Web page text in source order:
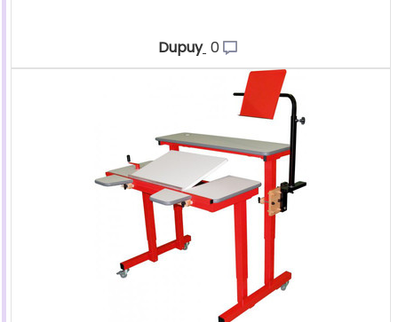
Dupuy 0